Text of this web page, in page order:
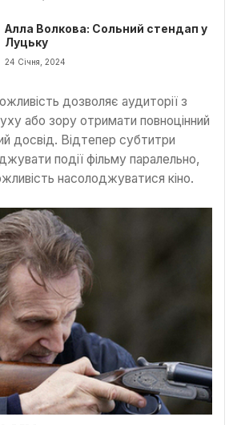
Алла Волкова: Сольний стендап у
Луцьку
24 Січня, 2024
дозволяє аудиторії з
або зору отримати повноцінний
досвід. Відтепер субтитри
події фільму паралельно,
насолоджуватися кіно.